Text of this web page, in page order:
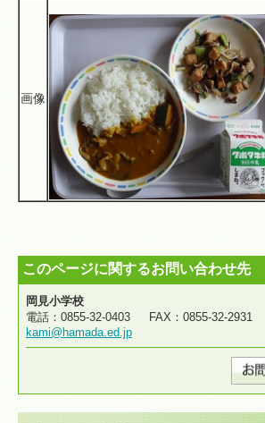
画像
このページに関するお問い合わせ先
岡見小学校
電話：0855-32-0403 FAX：0855-32-2931
kami@hamada.ed.jp